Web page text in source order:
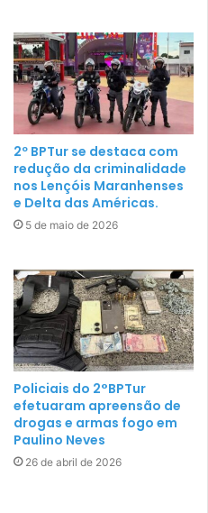
2º BPTur se destaca com
redução da criminalidade
nos Lençóis Maranhenses
e Delta das Américas.
5 de maio de 2026
Policiais do 2°BPTur
efetuaram apreensão de
drogas e armas fogo em
Paulino Neves
26 de abril de 2026